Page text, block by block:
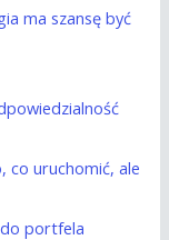
ma szansę być
co uruchomić, ale
do portfela